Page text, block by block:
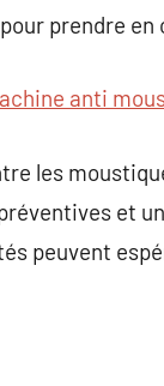
prendre
anti
les
et
peuvent